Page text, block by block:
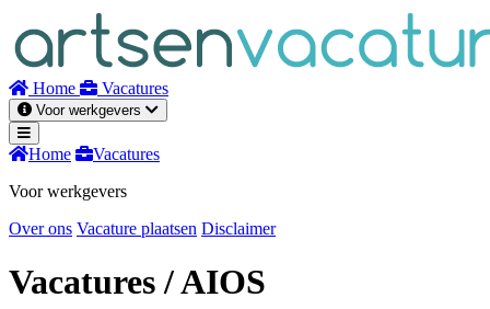
inhoud
Home Vacatures
Voor werkgevers
Home
Vacatures
Voor werkgevers
Over ons Vacature plaatsen Disclaimer
Vacatures/ AIOS